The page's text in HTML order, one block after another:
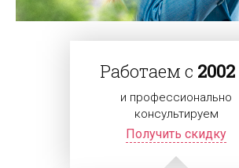
Работаем с 2002
и профессионально
консультируем
Получить скидку